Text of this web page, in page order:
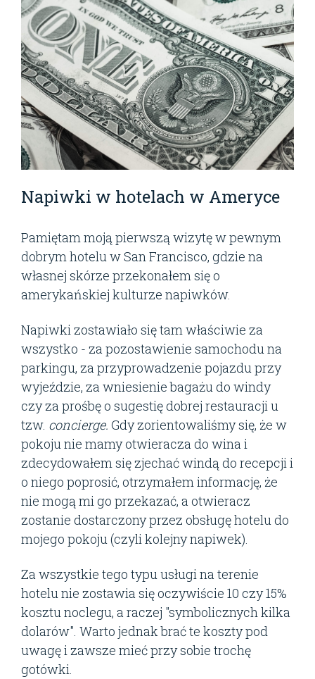
Napiwki w hotelach w Ameryce
Pamiętam moją pierwszą wizytę w pewnym
dobrym hotelu w San Francisco, gdzie na
własnej skórze przekonałem się o
amerykańskiej kulturze napiwków.
Napiwki zostawiało się tam właściwie za
wszystko - za pozostawienie samochodu na
parkingu, za przyprowadzenie pojazdu przy
wyjeździe, za wniesienie bagażu do windy
czy za prośbę o sugestię dobrej restauracji u
tzw. concierge. Gdy zorientowaliśmy się, że w
pokoju nie mamy otwieracza do wina i
zdecydowałem się zjechać windą do recepcji i
o niego poprosić, otrzymałem informację, że
nie mogą mi go przekazać, a otwieracz
zostanie dostarczony przez obsługę hotelu do
mojego pokoju (czyli kolejny napiwek).
Za wszystkie tego typu usługi na terenie
hotelu nie zostawia się oczywiście 10 czy 15%
kosztu noclegu, a raczej "symbolicznych kilka
dolarów". Warto jednak brać te koszty pod
uwagę i zawsze mieć przy sobie trochę
gotówki.